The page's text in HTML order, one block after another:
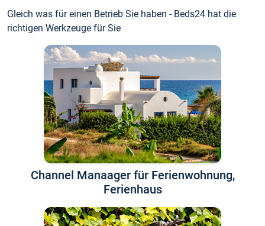
Gleich was für einen Betrieb Sie haben - Beds24 hat die
richtigen Werkzeuge für Sie
Channel Manaager für Ferienwohnung,
Ferienhaus